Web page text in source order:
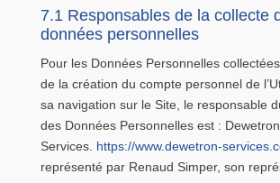
7.1 Responsables de la collecte
données personnelles
Pour les Données Personnelles
de la création du compte personnel de
sa navigation sur le Site, le responsable
des Données Personnelles est : Dewetron
Services. https://www.dewetron-
représenté par Renaud Simper, son